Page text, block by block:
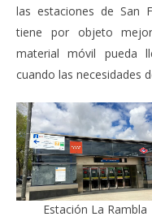
las estaciones de San
tiene por objeto
material móvil pueda
cuando las necesidades
Estación La Rambla